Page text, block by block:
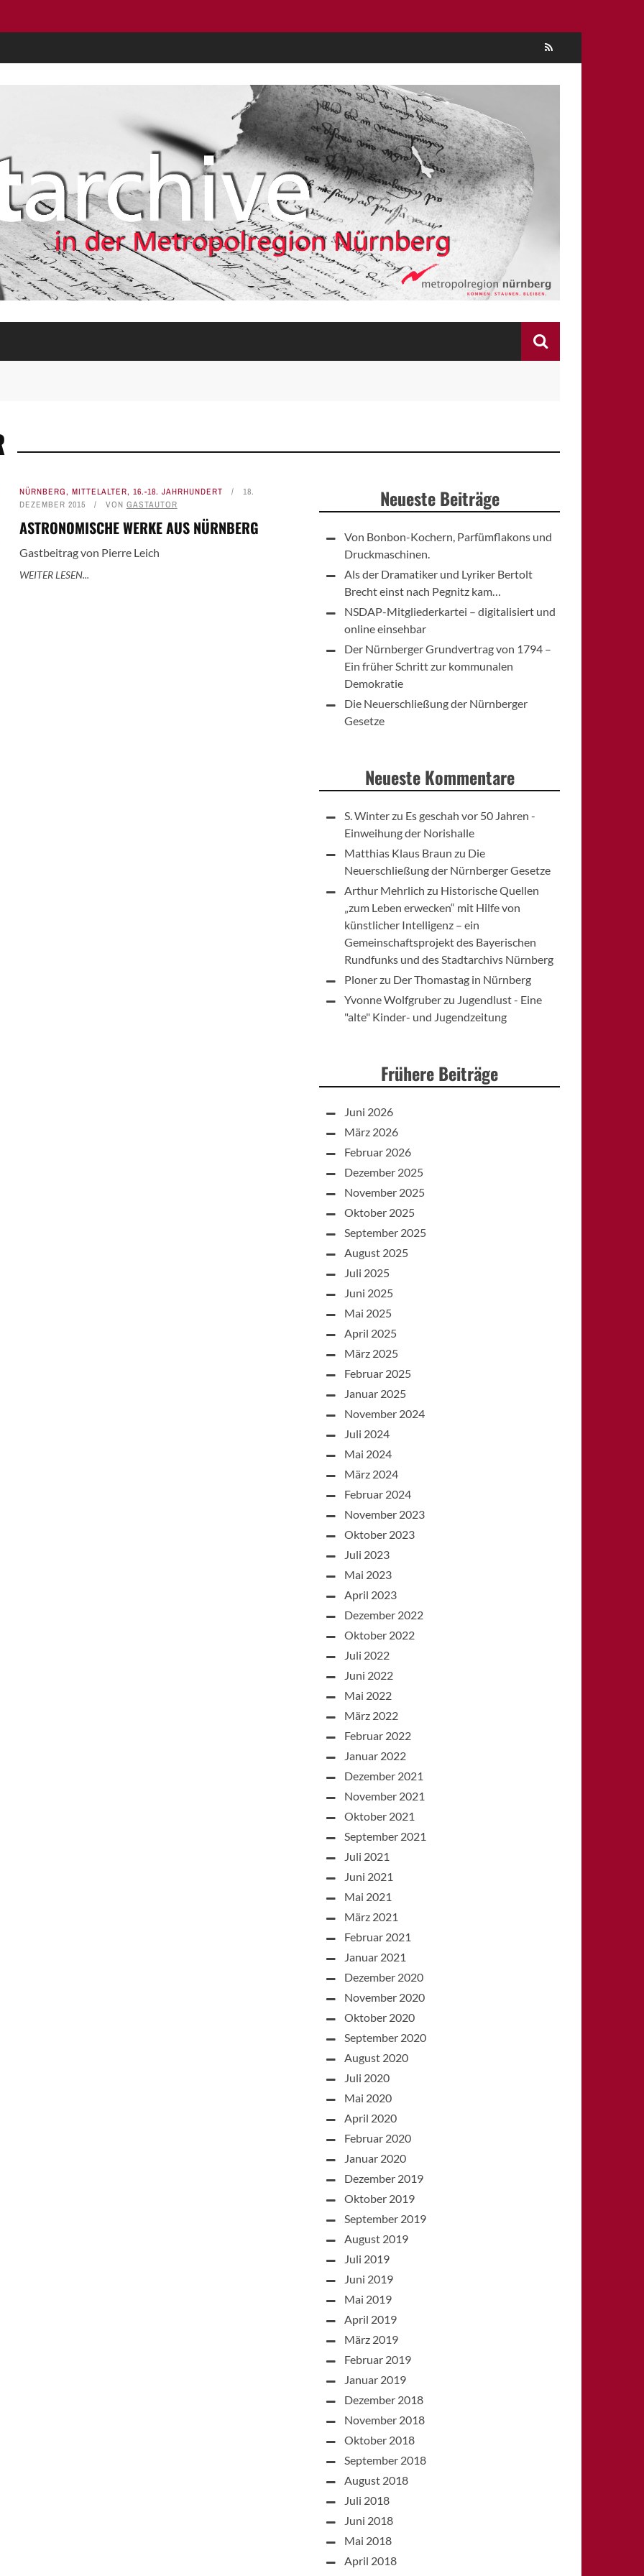
NÜRNBERG, MITTELALTER, 16.-18. JAHRHUNDERT
18.
DEZEMBER 2015
VON GASTAUTOR
ASTRONOMISCHE WERKE AUS NÜRNBERG
Gastbeitrag von Pierre Leich
WEITER LESEN...
Neueste Beiträge
Von Bonbon-Kochern, Parfümflakons und
Druckmaschinen.
Als der Dramatiker und Lyriker Bertolt
Brecht einst nach Pegnitz kam…
NSDAP-Mitgliederkartei – digitalisiert und
online einsehbar
Der Nürnberger Grundvertrag von 1794 –
Ein früher Schritt zur kommunalen
Demokratie
Die Neuerschließung der Nürnberger
Gesetze
Neueste Kommentare
S. Winterzu Es geschah vor 50 Jahren -
Einweihung der Norishalle
Matthias Klaus Braun zu Die
Neuerschließung der Nürnberger Gesetze
Arthur Mehrlich zu Historische Quellen
„zum Leben erwecken“ mit Hilfe von
künstlicher Intelligenz – ein
Gemeinschaftsprojekt des Bayerischen
Rundfunks und des Stadtarchivs Nürnberg
Plonerzu Der Thomastag in Nürnberg
Yvonne Wolfgruberzu Jugendlust - Eine
"alte" Kinder- und Jugendzeitung
Frühere Beiträge
Juni 2026
März 2026
Februar 2026
Dezember 2025
November 2025
Oktober 2025
September 2025
August 2025
Juli 2025
Juni 2025
Mai 2025
April 2025
März 2025
Februar 2025
Januar 2025
November 2024
Juli 2024
Mai 2024
März 2024
Februar 2024
November 2023
Oktober 2023
Juli 2023
Mai 2023
April 2023
Dezember 2022
Oktober 2022
Juli 2022
Juni 2022
Mai 2022
März 2022
Februar 2022
Januar 2022
Dezember 2021
November 2021
Oktober 2021
September 2021
Juli 2021
Juni 2021
Mai 2021
März 2021
Februar 2021
Januar 2021
Dezember 2020
November 2020
Oktober 2020
September 2020
August 2020
Juli 2020
Mai 2020
April 2020
Februar 2020
Januar 2020
Dezember 2019
Oktober 2019
September 2019
August 2019
Juli 2019
Juni 2019
Mai 2019
April 2019
März 2019
Februar 2019
Januar 2019
Dezember 2018
November 2018
Oktober 2018
September 2018
August 2018
Juli 2018
Juni 2018
Mai 2018
April 2018